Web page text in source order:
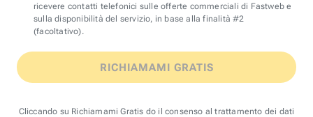
ricevere contatti telefonici sulle offerte commerciali di Fastweb e
sulla disponibilità del servizio, in base alla finalità #2
(facoltativo).
RICHIAMAMI GRATIS
Cliccando su Richiamami Gratis do il consenso al trattamento dei dati